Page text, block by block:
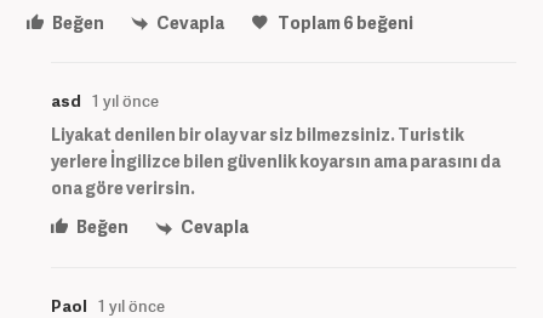
Beğen
Cevapla Toplam6 beğeni
asd 1 yıl önce
Liyakat denilen bir olay var siz bilmezsiniz. Turistik
yerlere İngilizce bilen güvenlik koyarsın ama parasını da
ona göre verirsin.
Beğen
Cevapla
Paol 1 yıl önce